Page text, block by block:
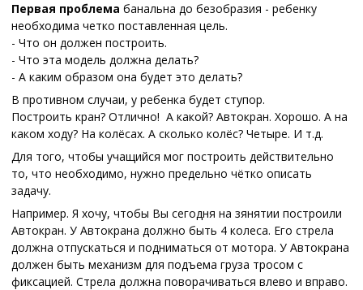
Первая проблема банальна до безобразия - ребенку
необходима четко поставленная цель.
- Что он должен построить.
- Что эта модель должна делать?
- А каким образом она будет это делать?
В противном случаи, у ребенка будет ступор.
Построить кран? Отлично! А какой? Автокран. Хорошо. А на
каком ходу? На колёсах. А сколько колёс? Четыре. И т.д.
Для того, чтобы учащийся мог построить действительно
то, что необходимо, нужно предельно чётко описать
задачу.
Например. Я хочу, чтобы Вы сегодня на зянятии построили
Автокран. У Автокрана должно быть 4 колеса. Его стрела
должна отпускаться и подниматься от мотора. У Автокрана
должен быть механизм для подъема груза тросом с
фиксацией. Стрела должна поворачиваться влево и вправо.